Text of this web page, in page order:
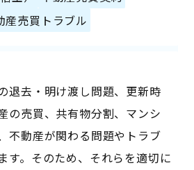
産売買トラブル
退去・明け渡し問題、更新時
の売買、共有物分割、マンシ
不動産が関わる問題やトラブ
す。そのため、それらを適切に